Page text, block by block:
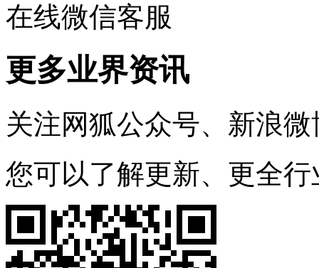
在线微信客服
更多业界资讯
关注网狐公众号、新浪
您可以了解更新、更全行